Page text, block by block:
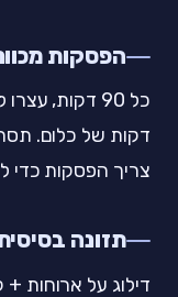
הפסקות
דקות של כלום.
צריך הפסקות
תזונה
דילוג על ארוחות +